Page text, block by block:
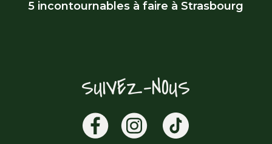
5 incontournables à faire à Strasbourg
SUIVEZ-NOUS